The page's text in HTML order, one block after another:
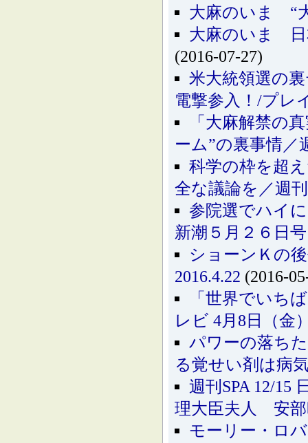
大麻のいま “
大麻のいま 日
(2016-07-27)
米大統領選の
電撃参入！/プレ
「大麻解禁の
ーム”の裏事情／
科学の枠を超
全な議論を／週
参院選でハイ
新潮５月２６日号
ショーンＫの
2016.4.22 (2016-
「世界でいち
レビ 4月8日（金
パワーの落ち
る覚せい剤は病
週刊SPA 12/15
理大臣夫人 安部
モーリー・ロ